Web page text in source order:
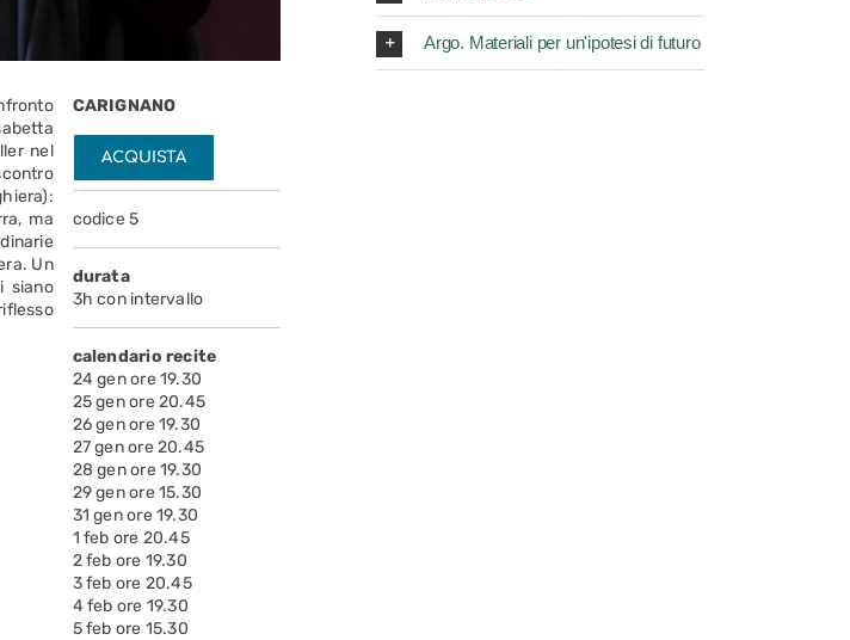
nel
ma
Un
siano
CARIGNANO
ACQUISTA
codice 5
durata
3h con intervallo
calendario recite
24 gen ore 19.30
25 gen ore 20.45
26 gen ore 19.30
27 gen ore 20.45
28 gen ore 19.30
29 gen ore 15.30
31 gen ore 19.30
1 feb ore 20.45
2 feb ore 19.30
3 feb ore 20.45
4 feb ore 19.30
5 feb ore 15.30
Argo. Materiali per un'ipotesi di futuro